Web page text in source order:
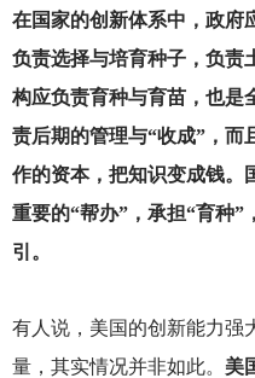
在国家的创新体系中，政府
负责选择与培育种子，负责
构应负责育种与育苗，也是
责后期的管理与“收成”，而
作的资本，把知识变成钱。
重要的“帮办”，承担“育种”
引。
有人说，美国的创新能力强
量，其实情况并非如此。 美